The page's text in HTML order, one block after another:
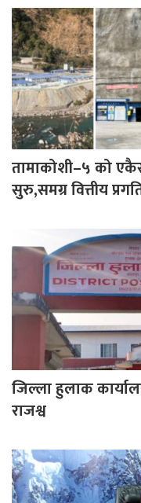
तामाकोशी–५ को
सुरु,समग्र वित्तीय
जिल्ला हुलाक
राजश्व